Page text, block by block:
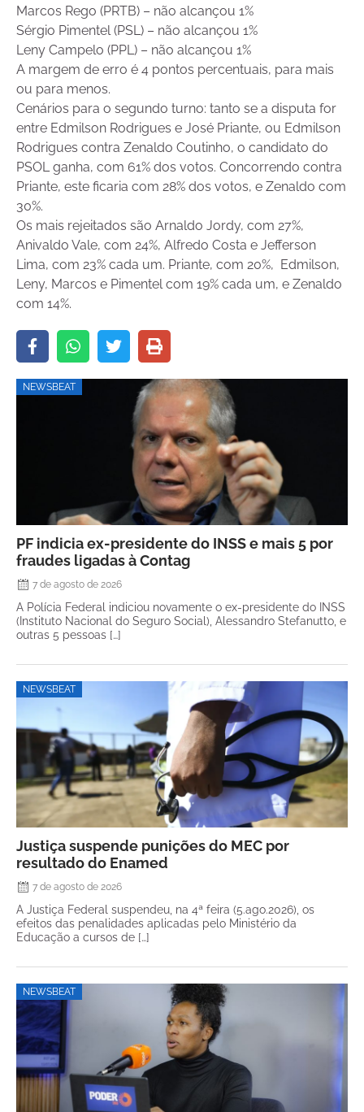
Marcos Rego (PRTB) – não alcançou 1%
Sérgio Pimentel (PSL) – não alcançou 1%
Leny Campelo (PPL) – não alcançou 1%
A margem de erro é 4 pontos percentuais, para mais
ou para menos.
Cenários para o segundo turno: tanto se a disputa for
entre Edmilson Rodrigues e José Priante, ou Edmilson
Rodrigues contra Zenaldo Coutinho, o candidato do
PSOL ganha, com 61% dos votos. Concorrendo contra
Priante, este ficaria com 28% dos votos, e Zenaldo com
30%.
Os mais rejeitados são Arnaldo Jordy, com 27%,
Anivaldo Vale, com 24%, Alfredo Costa e Jefferson
Lima, com 23% cada um. Priante, com 20%, Edmilson,
Leny, Marcos e Pimentel com 19% cada um, e Zenaldo
com 14%.
NEWSBEAT
PF indicia ex-presidente do INSS e mais 5 por
fraudes ligadas à Contag
7 de agosto de 2026
A Polícia Federal indiciou novamente o ex-presidente do INSS
(Instituto Nacional do Seguro Social), Alessandro Stefanutto, e
outras 5 pessoas […]
NEWSBEAT
Justiça suspende punições do MEC por
resultado do Enamed
7 de agosto de 2026
A Justiça Federal suspendeu, na 4ª feira (5.ago.2026), os
efeitos das penalidades aplicadas pelo Ministério da
Educação a cursos de […]
NEWSBEAT